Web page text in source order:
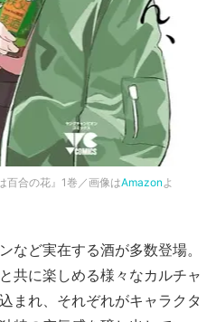
百合の花』1巻／画像はAmazon よ
など実在する酒が多数登場。
共に楽しめる様々なカルチャ
まれ、それぞれがキャラクタ